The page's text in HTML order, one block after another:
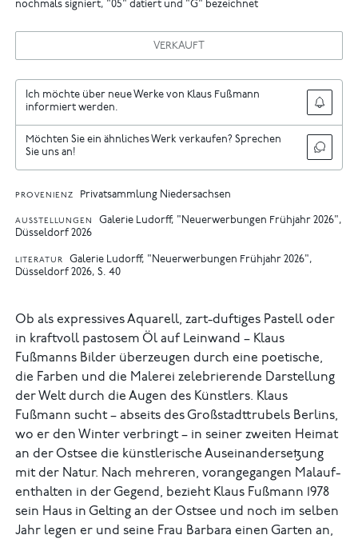
nochmals signiert, "05" datiert und "G" bezeichnet
VERKAUFT
Ich möchte über neue Werke von Klaus Fußmann
informiert werden.
Möchten Sie ein ähnliches Werk verkaufen? Sprechen
Sie uns an!
PROVENIENZ Privatsammlung Niedersachsen
AUSSTELLUNGEN
Galerie Ludorff, "Neuerwerbungen Frühjahr 2026",
Düsseldorf 2026
LITERATUR
Galerie Ludorff, "Neuerwerbungen Frühjahr 2026",
Düsseldorf 2026, S. 40
Ob als expressives Aquarell, zart-duftiges Pastell oder
in kraftvoll pastosem Öl auf Leinwand – Klaus
Fußmanns Bilder überzeugen durch eine poetische,
die Farben und die Malerei zelebrierende Darstellung
der Welt durch die Augen des Künstlers. Klaus
Fußmann sucht – abseits des Großstadttrubels Berlins,
wo er den Winter verbringt – in seiner zweiten Heimat
an der Ostsee die künstlerische Auseinandersetzung
mit der Natur. Nach mehreren, vorangegangen Malauf­
enthalten in der Gegend, bezieht Klaus Fußmann 1978
sein Haus in Gelting an der Ostsee und noch im selben
Jahr legen er und seine Frau Barbara einen Garten an,